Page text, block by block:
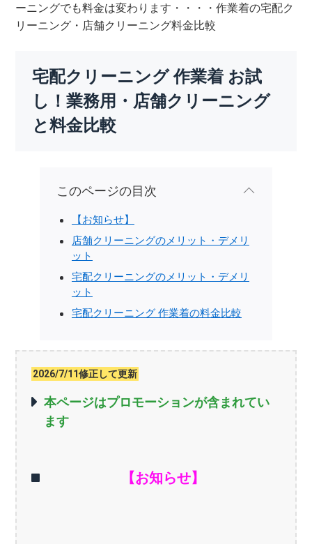
ーニングでも料金は変わります・・・・作業着の宅配ク
リーニング・店舗クリーニング料金比較
宅配クリーニング 作業着 お試
し！業務用・店舗クリーニング
と料金比較
このページの目次
【お知らせ】
店舗クリーニングのメリット・デメリ
ット
宅配クリーニングのメリット・デメリ
ット
宅配クリーニング 作業着の料金比較
2026/7/11修正して更新
本ページはプロモーションが含まれてい
ます
【お知らせ】